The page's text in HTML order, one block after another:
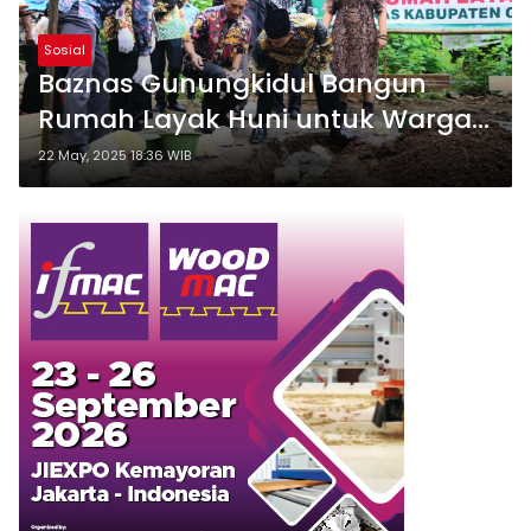
Sosial
Baznas Gunungkidul Bangun
Rumah Layak Huni untuk Warga
Miskin
22 May, 2025 18:36 WIB